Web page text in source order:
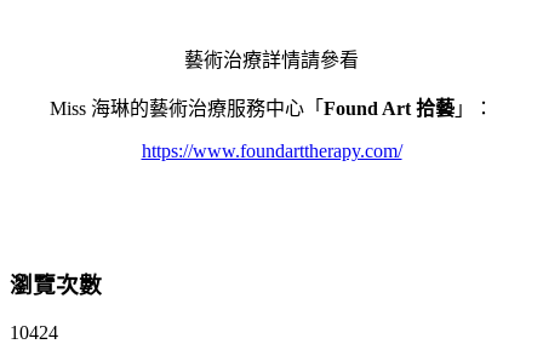
藝術治療詳情請參看
Miss 海琳的藝術治療服務中心「 Found Art 拾藝 」：
https://www.foundarttherapy.com/
瀏覽次數
10424